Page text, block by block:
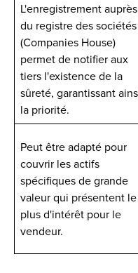
L'enregistrement auprès
du registre des sociétés
(Companies House)
permet de notifier aux
tiers l'existence de la
sûreté, garantissant
la priorité.
Peut être adapté pour
couvrir les actifs
spécifiques de grande
valeur qui présentent le
plus d'intérêt pour le
vendeur.